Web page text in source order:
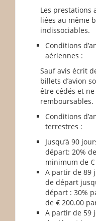
Les prestations
liées au même
indissociables.
Conditions
aériennes :
Sauf avis écrit
billets d’avion
être cédés et
remboursables.
Conditions
terrestres :
Jusqu’à 90
départ: 20%
minimum de
A partir de 89
de départ
départ : 30%
de € 200.00
A partir de 59